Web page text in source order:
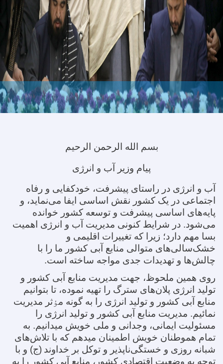
بسم الله الرحمن الرحیم
پیام وزیر آب و انرژی
آب و انرژی در راستای پیشرفت، خودکفایی و رفاه
اجتماعی در یک کشور نقش اساسی ایفا می‌نماید، و
پایه‌های اساسی پیشرفت و توسعه کشور خوانده
می‌شود. در شرایط کنونی مدیریت آب و انرژی اهمیت
بسا مهم دارد؛ زیرا که تغییرات اقلیمی و
خشک‌سالی‌های متوالی منابع آبی کشور ما را با
چالش‌ها و تهدیدات جدی مواجه ساخته است.
روی همین ملحوظ، جهت مدیریت منابع آبی کشور و
تولید انرژی پلان‌های سترگ را تهیه نموده، تا بتوانیم
منابع آبی کشور و تولید انرژی را به گونه مؤثر مدیریت
نمائیم. مدیریت منابع آبی کشور و تولید انرژی را
مسئولیت ایمانی، وجدانی و ملی خویش میدانیم. به
تمام هموطنان خویش اطمینان میدهم که با تلاش‌های
شبانه روزی و خستگی‌ناپذیر و توکل بر خداوند (ج) و با
توجه به وضعیت اقتصادی کشور، منابع آبی کشور را به